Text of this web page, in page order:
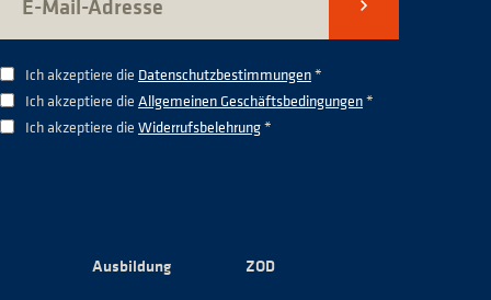
Senden
Ich akzeptiere die Datenschutzbestimmungen*
Ich akzeptiere die Allgemeinen Geschäftsbedingungen*
Ich akzeptiere die Widerrufsbelehrung*
Ausbildung ZOD